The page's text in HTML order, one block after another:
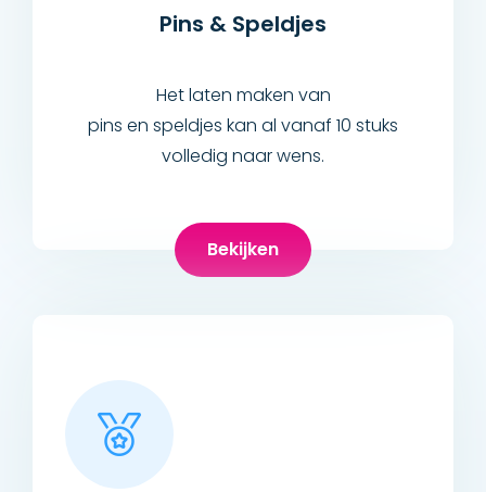
Pins & Speldjes
Het laten maken van
pins en speldjes kan al vanaf 10 stuks
volledig naar wens.
Bekijken